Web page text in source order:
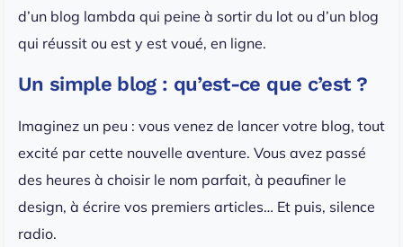
d’un blog lambda qui peine à sortir du lot ou d’un blog
qui réussit ou est y est voué, en ligne.
Un simple blog : qu’est-ce que c’est ?
Imaginez un peu : vous venez de lancer votre blog, tout
excité par cette nouvelle aventure. Vous avez passé
des heures à choisir le nom parfait, à peaufiner le
design, à écrire vos premiers articles… Et puis, silence
radio.